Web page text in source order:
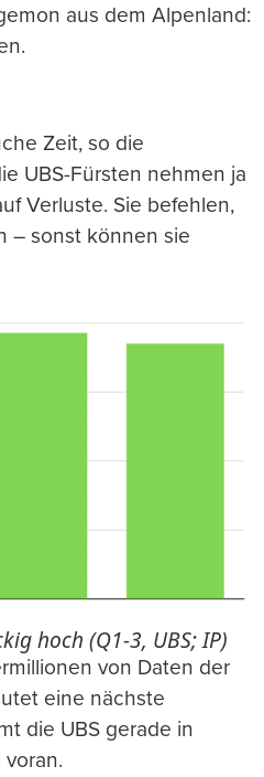
aus dem Alpenland:
Zeit, so die
UBS-Fürsten nehmen ja
Verluste. Sie befehlen,
– sonst können sie
hoch (Q1-3, UBS; IP)
von Daten der
eine nächste
die UBS gerade in